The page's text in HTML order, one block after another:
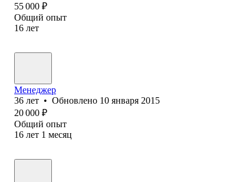
55 000 ₽
Общий опыт
16 лет
Менеджер
36 лет • Обновлено 10 января 2015
20 000 ₽
Общий опыт
16 лет 1 месяц